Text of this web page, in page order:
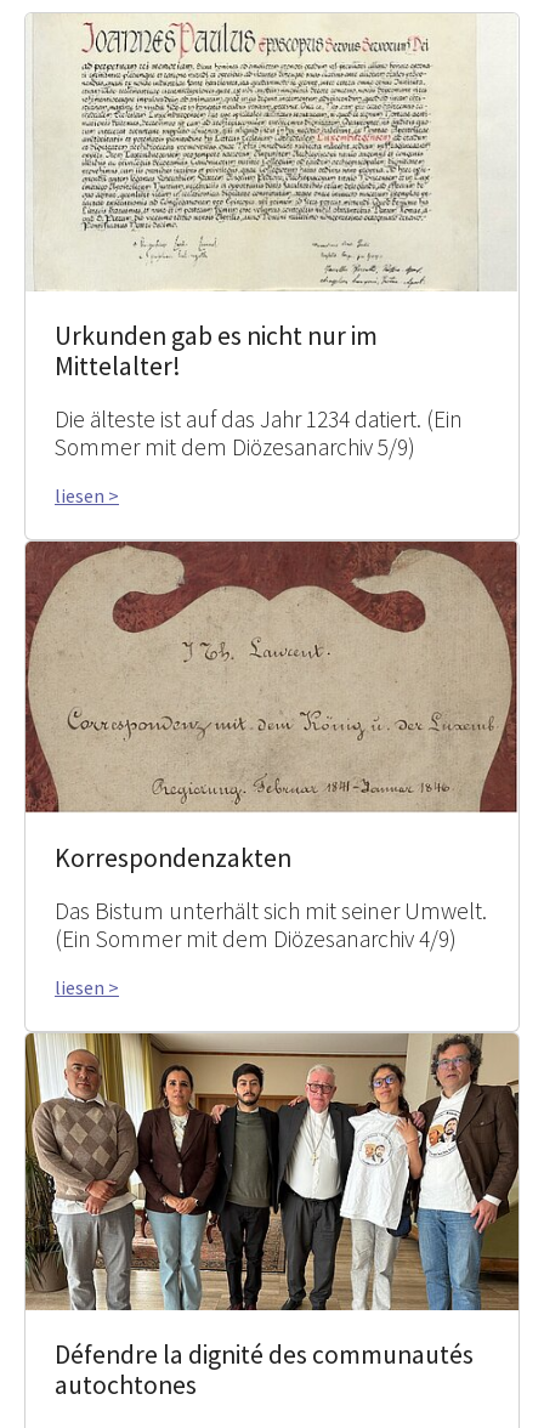
Urkunden gab es nicht nur im
Mittelalter!
Die älteste ist auf das Jahr 1234 datiert. (Ein
Sommer mit dem Diözesanarchiv 5/9)
liesen >
Korrespondenzakten
Das Bistum unterhält sich mit seiner Umwelt.
(Ein Sommer mit dem Diözesanarchiv 4/9)
liesen >
Défendre la dignité des communautés
autochtones